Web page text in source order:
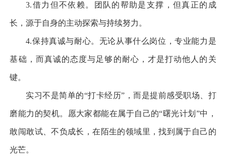
3.借力但不依赖。团队的帮助是支撑，但真正的成
长，源于自身的主动探索与持续努力。
4.保持真诚与耐心。无论从事什么岗位，专业能力是
基础，而真诚的态度与足够的耐心，才是打动他人的关
键。
实习不是简单的“打卡经历” ，而是提前感受职场、打
磨能力的契机。愿大家都能在属于自己的“曙光计划 ”中，
敢闯敢试、不负成长，在陌生的领域里，找到属于自己的
光芒。